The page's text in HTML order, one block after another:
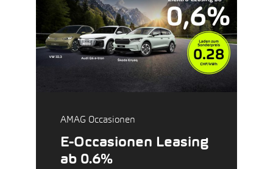
AMAG Occasionen
E-Occasionen Leasing
ab 0.6%